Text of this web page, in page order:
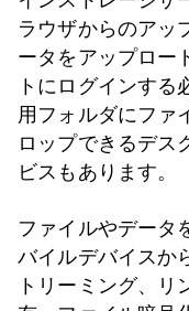
ラウザからのアッ
ータをアップロー
トにログインす
用フォルダにファ
ロップできるデス
ビスもあります。
ファイルやデータ
バイルデバイスか
トリーミング、